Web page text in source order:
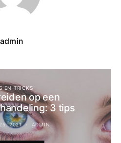
admin
EN TRICKS
op een
3 tips
2021 ADMIN